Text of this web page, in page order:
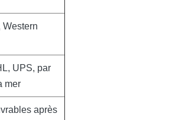
Western
UPS, par
mer
après